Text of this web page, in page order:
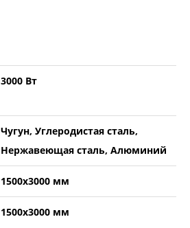
3000 Вт
Чугун, Углеродистая сталь,
Нержавеющая сталь, Алюминий
1500х3000 мм
1500х3000 мм